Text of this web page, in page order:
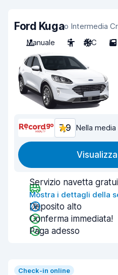
Ford Kugao Intermedia
Manuale
5 A/C 5
7,9 Nella media
Servizio navetta
Mostra i dettagli della
Deposito alto
Conferma immediata!
Paga adesso
Check-in online